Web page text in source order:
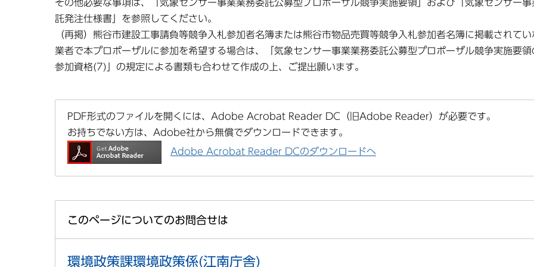
その他必要な事項は、「気象センサー事業業務委託公募型プロポーザル競争実施要領」および「気象センサー事
託発注仕様書」を参照してください。
（再掲）熊谷市建設工事請負等競争入札参加者名簿または熊谷市物品売買等競争入札参加者名簿に掲載されてい
業者で本プロポーザルに参加を希望する場合は、「気象センサー事業業務委託公募型プロポーザル競争実施要
参加資格(7)」の規定による書類も合わせて作成の上、ご提出願います。
PDF形式のファイルを開くには、Adobe Acrobat Reader DC（旧Adobe Reader）が必要です。
お持ちでない方は、Adobe社から無償でダウンロードできます。
Adobe Acrobat Reader DCのダウンロードへ
このページについてのお問合せは
環境政策課環境政策係(江南庁舎)